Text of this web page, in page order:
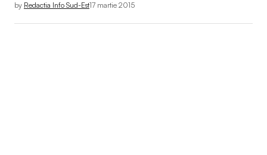
by Redactia Info Sud-Est17 martie 2015